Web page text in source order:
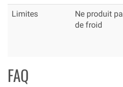
Limites
Ne produit
de froid
FAQ